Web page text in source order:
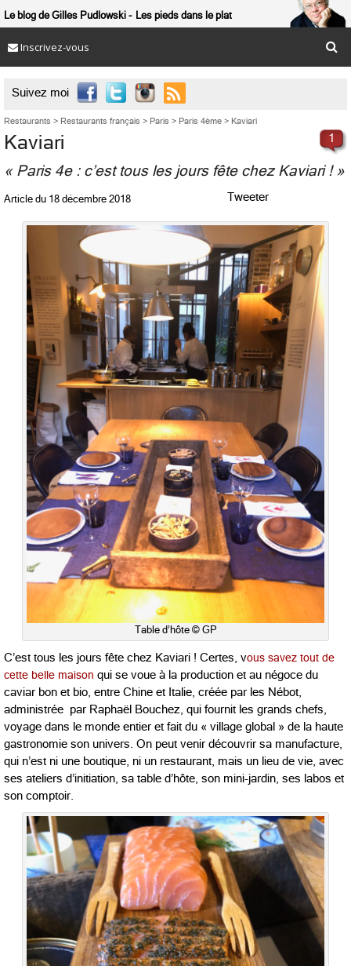
Le blog de Gilles Pudlowski Les pieds dans le plat
Inscrivez-vous
Suivez moi 
Restaurants > Restaurants français > Paris > Paris 4ème > Kaviari
1
Kaviari
« Paris 4e : c’est tous les jours fête chez Kaviari ! »
Article du 18 décembre 2018 Tweeter
Table d’hôte © GP
C’est tous les jours fête chez Kaviari ! Certes, vous savez tout de
cette belle maison qui se voue à la production et au négoce du
caviar bon et bio, entre Chine et Italie, créée par les Nébot,
administrée par Raphaël Bouchez, qui fournit les grands chefs,
voyage dans le monde entier et fait du « village global » de la haute
gastronomie son univers. On peut venir découvrir sa manufacture,
qui n’est ni une boutique, ni un restaurant, mais un lieu de vie, avec
ses ateliers d’initiation, sa table d’hôte, son mini-jardin, ses labos et
son comptoir.